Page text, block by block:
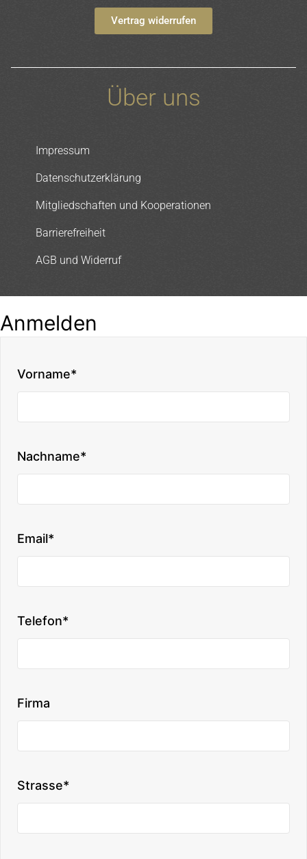
Vertrag widerrufen
Über uns
Impressum
Datenschutzerklärung
Mitgliedschaften und Kooperationen
Barrierefreiheit
AGB und Widerruf
Anmelden
Vorname*
Nachname*
Email*
Telefon*
Firma
Strasse*